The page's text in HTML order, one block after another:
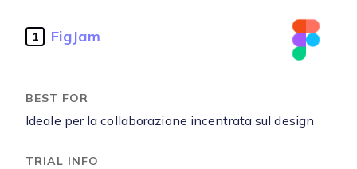
1 FigJam
Ideale per la collaborazione incentrata sul design